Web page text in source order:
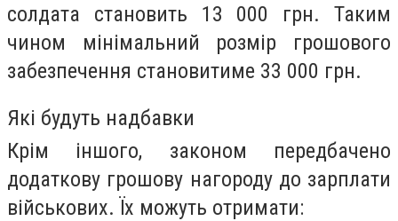
солдата становить 13 000 грн. Таким
чином мінімальний розмір грошового
забезпечення становитиме 33 000 грн.
Які будуть надбавки
Крім іншого, законом передбачено
додаткову грошову нагороду до зарплати
військових. Їх можуть отримати: